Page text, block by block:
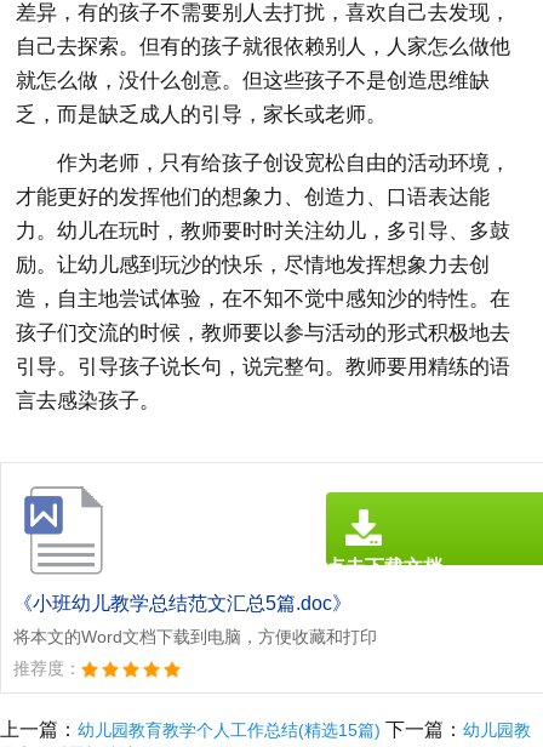
差异，有的孩子不需要别人去打扰，喜欢自己去发现，
自己去探索。但有的孩子就很依赖别人，人家怎么做他
就怎么做，没什么创意。但这些孩子不是创造思维缺
乏，而是缺乏成人的引导，家长或老师。
作为老师，只有给孩子创设宽松自由的活动环境，
才能更好的发挥他们的想象力、创造力、口语表达能
力。幼儿在玩时，教师要时时关注幼儿，多引导、多鼓
励。让幼儿感到玩沙的快乐，尽情地发挥想象力去创
造，自主地尝试体验，在不知不觉中感知沙的特性。在
孩子们交流的时候，教师要以参与活动的形式积极地去
引导。引导孩子说长句，说完整句。教师要用精练的语
言去感染孩子。
《小班幼儿教学总结范文汇总5篇.doc》
将本文的Word文档下载到电脑，方便收藏和打印
推荐度：
点击下载文档
文档为doc格式
上一篇： 幼儿园教育教学个人工作总结(精选15篇) 下一篇： 幼儿园教